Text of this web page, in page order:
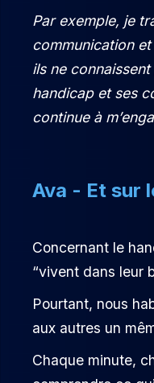
Par exemple, je
communication
ils ne
handicap et ses
continue à
Ava - Et sur
Concernant le
“vivent dans leur
Pourtant, nous
aux autres un
Chaque minute,